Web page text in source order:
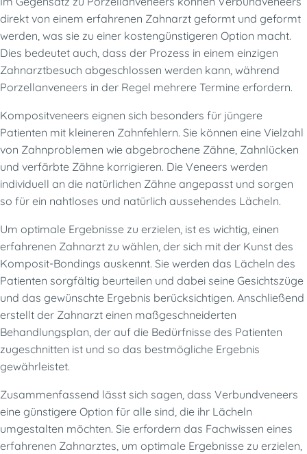
direkt von einem erfahrenen Zahnarzt geformt und geformt
werden, was sie zu einer kostengünstigeren Option macht.
Dies bedeutet auch, dass der Prozess in einem einzigen
Zahnarztbesuch abgeschlossen werden kann, während
Porzellanveneers in der Regel mehrere Termine erfordern.
Kompositveneers eignen sich besonders für jüngere
Patienten mit kleineren Zahnfehlern. Sie können eine Vielzahl
von Zahnproblemen wie abgebrochene Zähne, Zahnlücken
und verfärbte Zähne korrigieren. Die Veneers werden
individuell an die natürlichen Zähne angepasst und sorgen
so für ein nahtloses und natürlich aussehendes Lächeln.
Um optimale Ergebnisse zu erzielen, ist es wichtig, einen
erfahrenen Zahnarzt zu wählen, der sich mit der Kunst des
Komposit-Bondings auskennt. Sie werden das Lächeln des
Patienten sorgfältig beurteilen und dabei seine Gesichtszüge
und das gewünschte Ergebnis berücksichtigen. Anschließend
erstellt der Zahnarzt einen maßgeschneiderten
Behandlungsplan, der auf die Bedürfnisse des Patienten
zugeschnitten ist und so das bestmögliche Ergebnis
gewährleistet.
Zusammenfassend lässt sich sagen, dass Verbundveneers
eine günstigere Option für alle sind, die ihr Lächeln
umgestalten möchten. Sie erfordern das Fachwissen eines
erfahrenen Zahnarztes, um optimale Ergebnisse zu erzielen,